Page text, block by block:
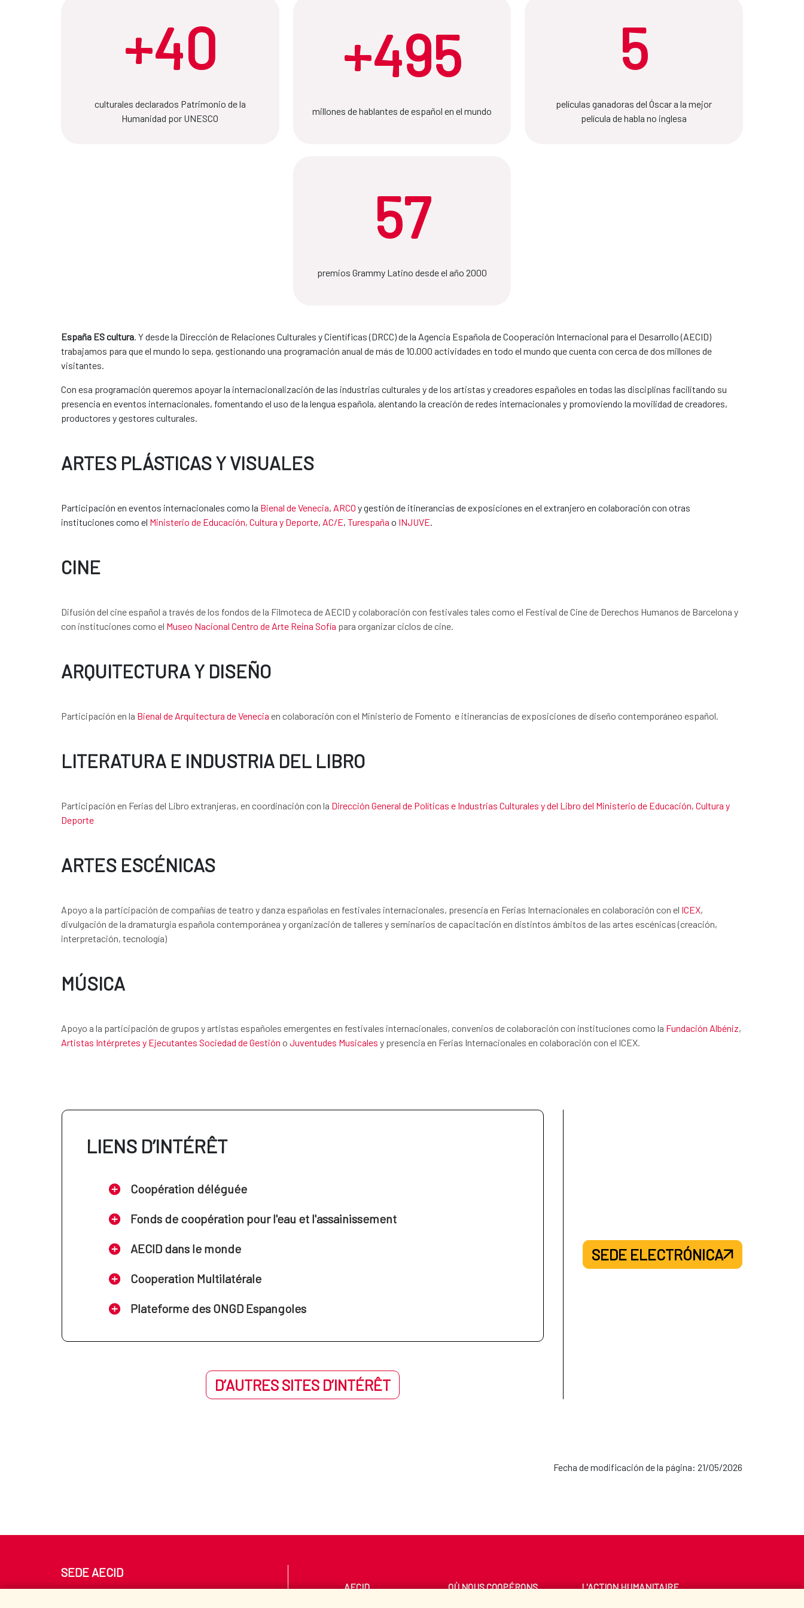
+40
culturales declarados Patrimonio de la
Humanidad por UNESCO
+495
millones de hablantes de español en el mundo
5
películas ganadoras del Óscar a la mejor
película de habla no inglesa
57
premios Grammy Latino desde el año 2000
España ES cultura . Y desde la Dirección de Relaciones Culturales y Científicas (DRCC) de la Agencia Española de Cooperación Internacional para el Desarrollo (AECID)
trabajamos para que el mundo lo sepa, gestionando una programación anual de más de 10.000 actividades en todo el mundo que cuenta con cerca de dos millones de
visitantes.
Con esa programación queremos apoyar la internacionalización de las industrias culturales y de los artistas y creadores españoles en todas las disciplinas facilitando su
presencia en eventos internacionales, fomentando el uso de la lengua española, alentando la creación de redes internacionales y promoviendo la movilidad de creadores,
productores y gestores culturales.
ARTES PLÁSTICAS Y VISUALES
Participación en eventos internacionales como la Bienal de Venecia, ARCO y gestión de itinerancias de exposiciones en el extranjero en colaboración con otras
instituciones como el Ministerio de Educación, Cultura y Deporte, AC/E, Turespaña o INJUVE
CINE
Difusión del cine español a través de los fondos de la Filmoteca de AECID y colaboración con festivales tales como el Festival de Cine de Derechos Humanos de Barcelona y
con instituciones como el Museo Nacional Centro de Arte Reina Sofía para organizar ciclos de cine.
ARQUITECTURA Y DISEÑO
Participación en la Bienal de Arquitectura de Venecia en colaboración con el Ministerio de Fomento e itinerancias de exposiciones de diseño contemporáneo español.
LITERATURA E INDUSTRIA DEL LIBRO
Participación en Ferias del Libro extranjeras, en coordinación con la Dirección General de Políticas e Industrias Culturales y del Libro del Ministerio de Educación, Cultura y
Deporte
ARTES ESCÉNICAS
Apoyo a la participación de compañías de teatro y danza españolas en festivales internacionales, presencia en Ferias Internacionales en colaboración con el ICEX,
divulgación de la dramaturgia española contemporánea y organización de talleres y seminarios de capacitación en distintos ámbitos de las artes escénicas (creación,
interpretación, tecnología)
MÚSICA
Apoyo a la participación de grupos y artistas españoles emergentes en festivales internacionales, convenios de colaboración con instituciones como la Fundación Albéniz,
Artistas Intérpretes y Ejecutantes Sociedad de Gestión o Juventudes Musicales y presencia en Ferias Internacionales en colaboración con el ICEX.
LIENS D’INTÉRÊT
Coopération déléguée
Fonds de coopération pour l'eau et l'assainissement
AECID dans le monde
Cooperation Multilatérale
Plateforme des ONGD Espangoles
D’AUTRES SITES D’INTÉRÊT
SEDE ELECTRÓNICA
Fecha de modificación de la página: 21/05/2026
SEDE AECID
AECID OÙ NOUS COOPÉRONS
L'ACTION HUMANITAIRE